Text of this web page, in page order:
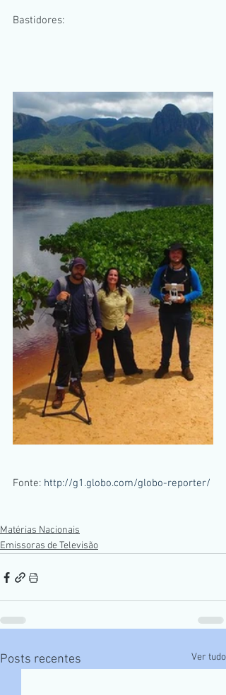
Bastidores:
Fonte: http://g1.globo.com/globo-reporter/
Matérias Nacionais
Emissoras de Televisão
Posts recentes Ver tudo